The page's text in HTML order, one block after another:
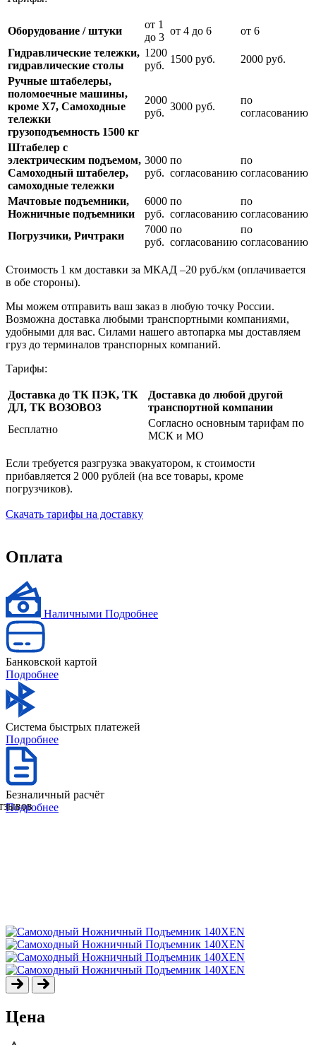
Оборудование / штуки
от 1
до 3
от 4 до 6
от 6
Гидравлические тележки,
гидравлические столы
1200
руб.
1500 руб.
2000 руб.
Ручные штабелеры,
поломоечные машины,
кроме Х7, Самоходные
тележки
грузоподъемность 1500 кг
2000
руб.
3000 руб.
по
согласованию
Штабелер с
электрическим подъемом,
Самоходный штабелер,
самоходные тележки
3000
руб.
по
согласованию
по
согласованию
Мачтовые подъемники,
Ножничные подъемники
6000
руб.
по
согласованию
по
согласованию
Погрузчики, Ричтраки
7000
руб.
по
согласованию
по
согласованию
Стоимость 1 км доставки за МКАД –20 руб./км (оплачивается
в обе стороны).
Мы можем отправить ваш заказ в любую точку России.
Возможна доставка любыми транспортными компаниями,
удобными для вас. Силами нашего автопарка мы доставляем
груз до терминалов транспорных компаний.
Тарифы:
Доставка до ТК ПЭК, ТК
ДЛ, ТК ВОЗОВОЗ
Доставка до любой другой
транспортной компании
Бесплатно
Согласно основным тарифам по
МСК и МО
Если требуется разгрузка эвакуатором, к стоимости
прибавляется 2 000 рублей (на все товары, кроме
погрузчиков).
Скачать тарифы на доставку
Оплата
Наличными Подробнее
Банковской картой
Подробнее
Система быстрых платежей
Подробнее
Безналичный расчёт
Подробнее
Цена